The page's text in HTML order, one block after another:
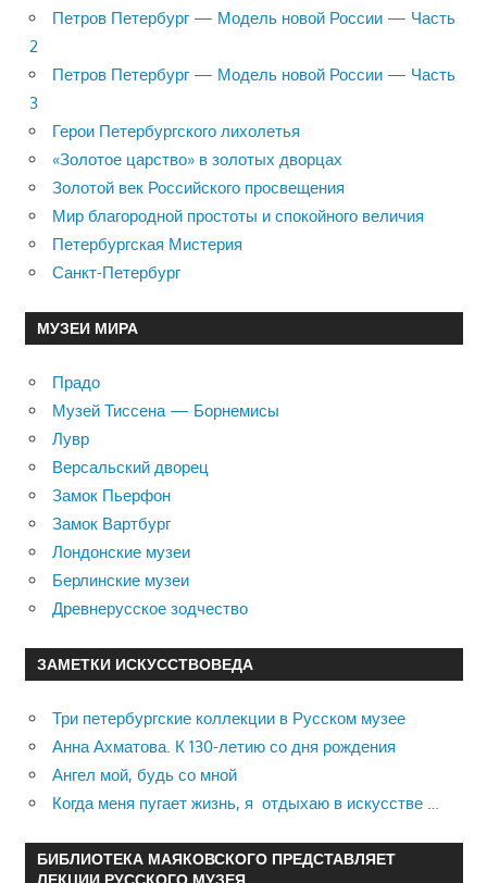
Петров Петербург — Модель новой России — Часть
2
Петров Петербург — Модель новой России — Часть
3
Герои Петербургского лихолетья
«Золотое царство» в золотых дворцах
Золотой век Российского просвещения
Мир благородной простоты и спокойного величия
Петербургская Мистерия
Санкт-Петербург
МУЗЕИ МИРА
Прадо
Музей Тиссена — Борнемисы
Лувр
Версальский дворец
Замок Пьерфон
Замок Вартбург
Лондонские музеи
Берлинские музеи
Древнерусское зодчество
ЗАМЕТКИ ИСКУССТВОВЕДА
Три петербургские коллекции в Русском музее
Анна Ахматова. К 130-летию со дня рождения
Ангел мой, будь со мной
Когда меня пугает жизнь, я отдыхаю в искусстве …
БИБЛИОТЕКА МАЯКОВСКОГО ПРЕДСТАВЛЯЕТ